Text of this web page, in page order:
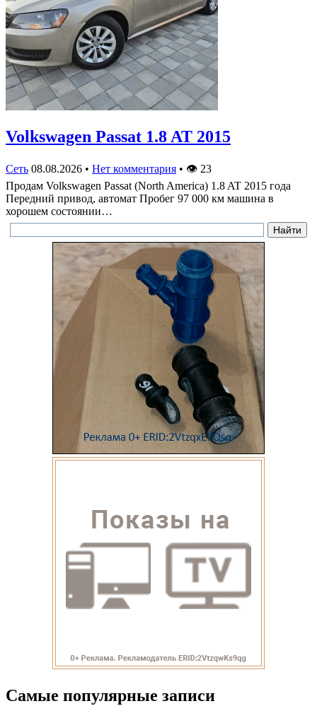
Volkswagen Passat 1.8 AT 2015
Сеть 08.08.2026 • Нет комментария • 👁 23
Продам Volkswagen Passat (North America) 1.8 AT 2015 года
Передний привод, автомат Пробег 97 000 км машина в
хорошем состоянии…
Самые популярные записи